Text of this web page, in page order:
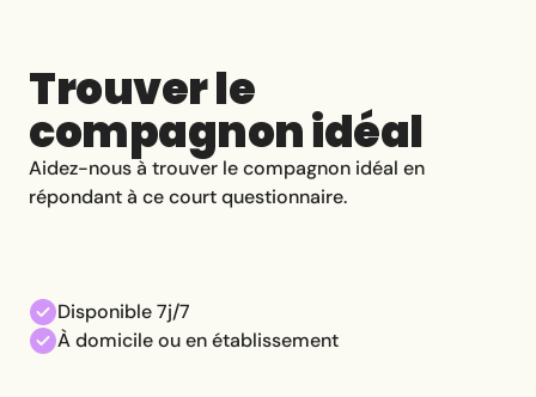
Trouver le
compagnon idéal
Aidez-nous à trouver le compagnon idéal en
répondant à ce court questionnaire.
Disponible 7j/7
À domicile ou en établissement